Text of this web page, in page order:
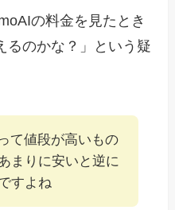
の料金を見たとき
るのかな？」という疑
て値段が高いもの
まりに安いと逆に
すよね